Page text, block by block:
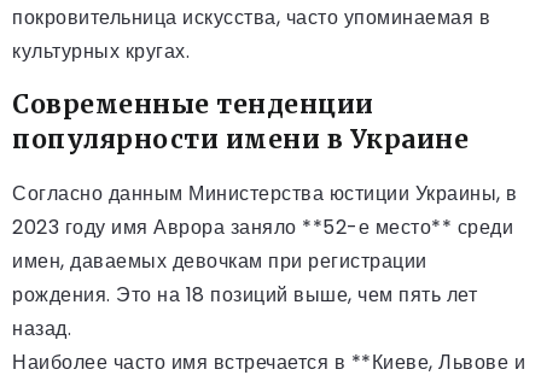
покровительница искусства, часто упоминаемая в
культурных кругах.
Современные тенденции
популярности имени в Украине
Согласно данным Министерства юстиции Украины, в
2023 году имя Аврора заняло **52-е место** среди
имен, даваемых девочкам при регистрации
рождения. Это на 18 позиций выше, чем пять лет
назад.
Наиболее часто имя встречается в **Киеве, Львове и